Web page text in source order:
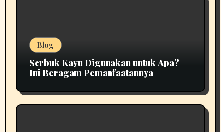
Blog
Serbuk Kayu Digunakan untuk Apa?
Ini Beragam Pemanfaatannya